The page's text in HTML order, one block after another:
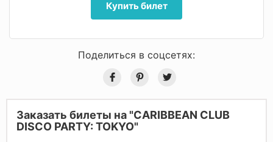
Купить билет
Поделиться в соцсетях:
Заказать билеты на "CARIBBEAN CLUB
DISCO PARTY: TOKYO"